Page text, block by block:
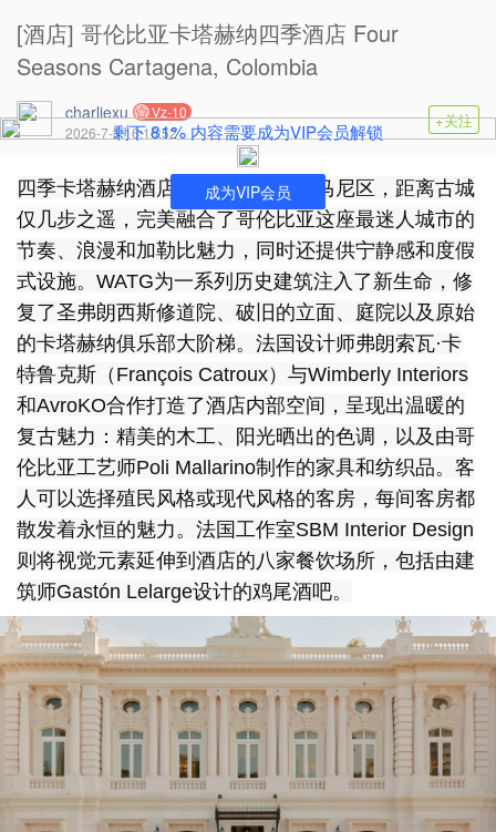
[酒店] 哥伦比亚卡塔赫纳四季酒店 Four
Seasons Cartagena, Colombia
charliexu
Vz-10
2026-7-3 16:16:52
+关注
四季卡塔赫纳酒店位于热闹的盖塞马尼区，距离古城
仅几步之遥，完美融合了哥伦比亚这座最迷人城市的
节奏、浪漫和加勒比魅力，同时还提供宁静感和度假
式设施。WATG为一系列历史建筑注入了新生命，修
复了圣弗朗西斯修道院、破旧的立面、庭院以及原始
的卡塔赫纳俱乐部大阶梯。法国设计师弗朗索瓦·卡
特鲁克斯（François Catroux）与Wimberly Interiors
和AvroKO合作打造了酒店内部空间，呈现出温暖的
复古魅力：精美的木工、阳光晒出的色调，以及由哥
伦比亚工艺师Poli Mallarino制作的家具和纺织品。客
人可以选择殖民风格或现代风格的客房，每间客房都
散发着永恒的魅力。法国工作室SBM Interior Design
则将视觉元素延伸到酒店的八家餐饮场所，包括由建
筑师Gastón Lelarge设计的鸡尾酒吧。
剩下81% 内容需要成为VIP会员解锁
成为VIP会员